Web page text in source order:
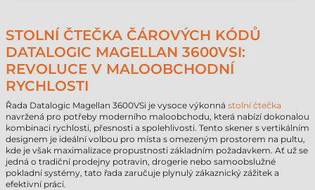
STOLNÍ ČTEČKA ČÁROVÝCH KÓDŮ
DATALOGIC MAGELLAN 3600VSI:
REVOLUCE V MALOOBCHODNÍ
RYCHLOSTI
Řada Datalogic Magellan 3600VSi je vysoce výkonná stolní čtečka
navržená pro potřeby moderního maloobchodu, která nabízí dokonalou
kombinaci rychlosti, přesnosti a spolehlivosti. Tento skener s vertikálním
designem je ideální volbou pro místa s omezeným prostorem na pultu,
kde je však maximalizace propustnosti základním požadavkem. Ať už se
jedná o tradiční prodejny potravin, drogerie nebo samoobslužné
pokladní systémy, tato řada zaručuje plynulý zákaznický zážitek a
efektivní práci.